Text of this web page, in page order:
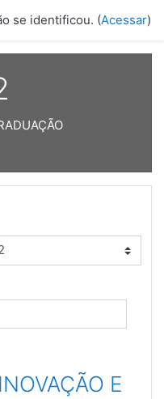
se identificou. (Acessar)
E